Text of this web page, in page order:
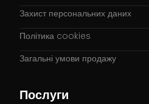
Захист персональних даних
Політика cookies
Загальні умови продажу
Послуги